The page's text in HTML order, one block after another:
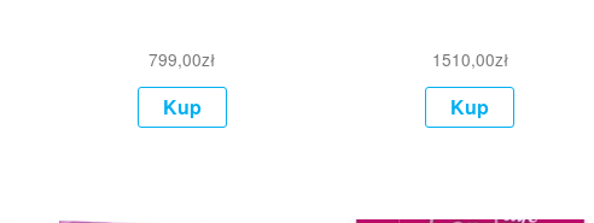
799,00zł
Kup
1510,00zł
Kup